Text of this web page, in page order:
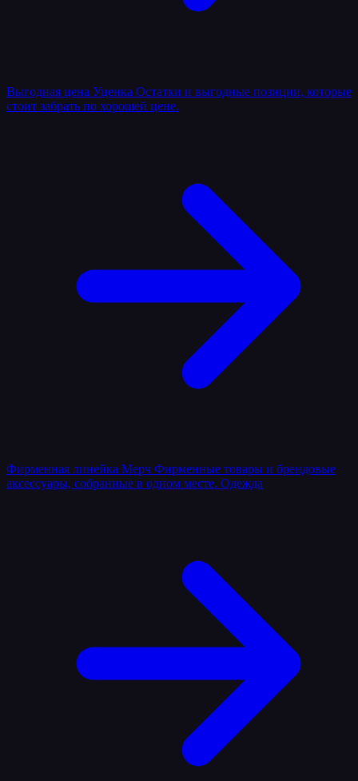
Выгодная цена Уценка Остатки и выгодные позиции, которые
стоит забрать по хорошей цене.
Фирменная линейка Мерч Фирменные товары и брендовые
аксессуары, собранные в одном месте. Одежда